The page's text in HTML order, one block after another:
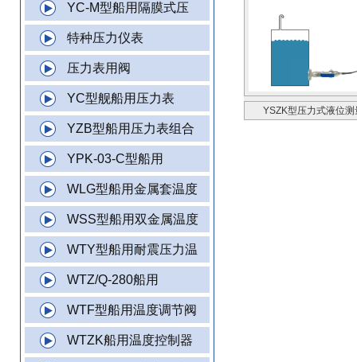
YC-M型船用隔膜式压
特种压力仪表
压力表用阀
YC型舰船用压力表
YZB型船用压力表组合
YPK-03-C型船用
WLG型船用金属套温度
WSS型船用双金属温度
WTY型船用耐震压力温
WTZ/Q-280船用
WTF型船用温度调节阀
WTZK船用温度控制器
YSZK型压力式液位测